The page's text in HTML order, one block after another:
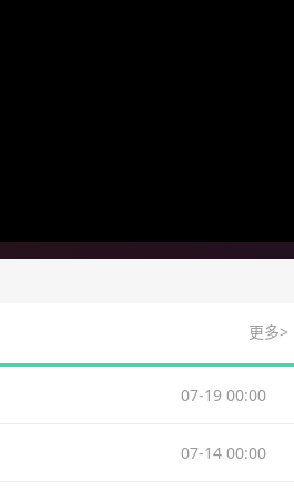
更多>
07-19 00:00
07-14 00:00